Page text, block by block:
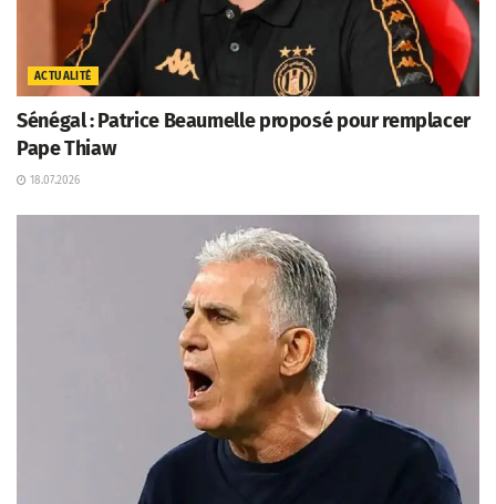
ACTUALITÉ
Sénégal : Patrice Beaumelle proposé pour remplacer
Pape Thiaw
18.07.2026